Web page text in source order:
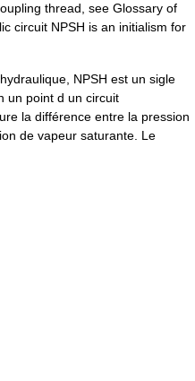
thread, see Glossary of
circuit NPSH is an initialism for
NPSH est un sigle
un point d un circuit
la différence entre la pression
de vapeur saturante. Le